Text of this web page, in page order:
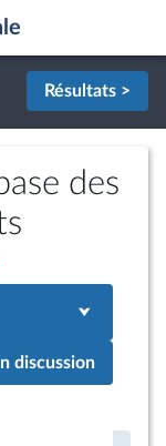
Résultats >
des
discussion